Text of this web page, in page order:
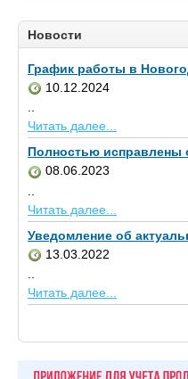
Новости
График работы в
10.12.2024
..
Читать далее...
Полностью исправлены
08.06.2023
Читать далее...
Уведомление об
13.03.2022
Читать далее...